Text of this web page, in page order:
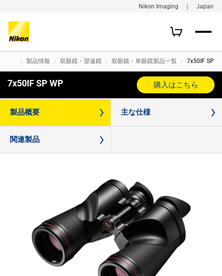
Nikon Imaging ｜ Japan
製品情報 双眼鏡・望遠鏡 双眼鏡・単眼鏡製品一覧 7x50IF SP
7x50IF SP WP 購入はこちら
製品概要 主な仕様
関連製品